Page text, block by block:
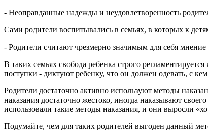
- Неоправданные надежды и неудовлетворенность
Сами родители воспитывались в семьях, в которых к
- Родители считают чрезмерно значимым для себя
В таких семьях свобода ребенка строго
поступки - диктуют ребенку, что он должен одевать, с
Родители достаточно активно используют методы
наказания достаточно жестоко, иногда наказывают
использовали такие методы наказания, и они выросли
Подумайте, чем для таких родителей выгоден данный